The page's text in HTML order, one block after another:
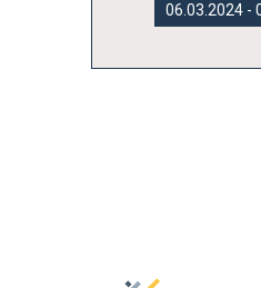
06.03.2024 -